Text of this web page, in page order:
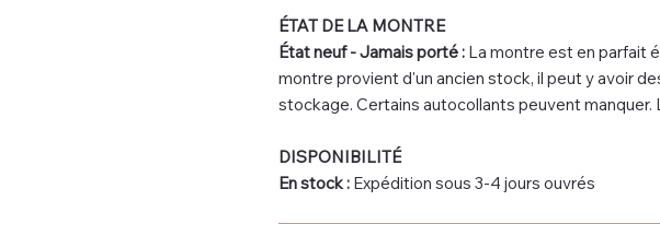
ÉTAT DE LA MONTRE
État neuf - Jamais porté :La montre est en parfait
montre provient d'un ancien stock, il peut y avoir
stockage. Certains autocollants peuvent manquer.
DISPONIBILITÉ
En stock :Expédition sous 3-4 jours ouvrés